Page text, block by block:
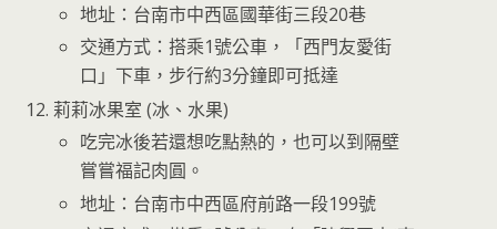
地址：台南市中西區國華街三段20巷
交通方式：搭乘1號公車，「西門友愛街
口」下車，步行約3分鐘即可抵達
莉莉冰果室 (冰、水果)
吃完冰後若還想吃點熱的，也可以到隔壁
嘗嘗福記肉圓。
地址：台南市中西區府前路一段199號